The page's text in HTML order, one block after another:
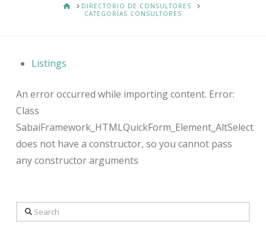
HOMEDIRECTORIO DE CONSULTORES
CATEGORÍAS CONSULTORES
Listings
An error occurred while importing content. Error:
Class
SabaiFramework_HTMLQuickForm_Element_AltSelect
does not have a constructor, so you cannot pass
any constructor arguments
Search